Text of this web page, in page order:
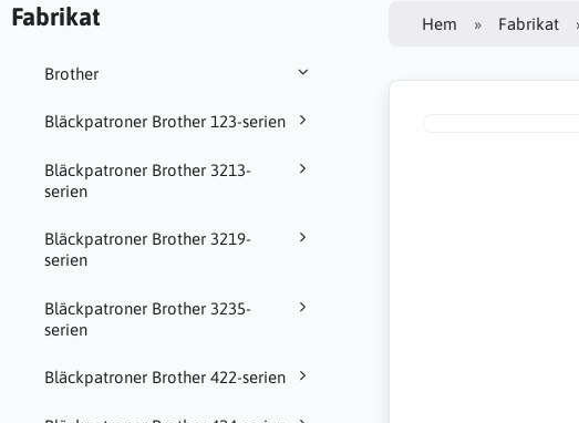
Fabrikat
Brother
Bläckpatroner Brother 123-serien
Bläckpatroner Brother 3213-
serien
Bläckpatroner Brother 3219-
serien
Bläckpatroner Brother 3235-
serien
Bläckpatroner Brother 422-serien
Hem Fabrikat